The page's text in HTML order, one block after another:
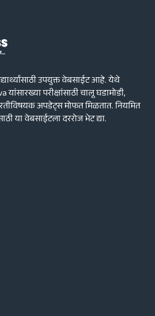
उपयुक्त वेबसाईट आहे. येथे
यांसारख्या परीक्षांसाठी चालू घडामोडी,
अपडेट्स मोफत मिळतात. नियमित
या वेबसाईटला दररोज भेट द्या.